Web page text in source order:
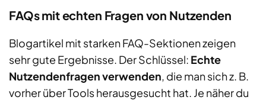
FAQs mit echten Fragen von Nutzenden
Blogartikel mit starken FAQ-Sektionen zeigen
sehr gute Ergebnisse. Der Schlüssel: Echte
Nutzendenfragen verwenden, die man sich z. B.
vorher über Tools herausgesucht hat. Je näher du